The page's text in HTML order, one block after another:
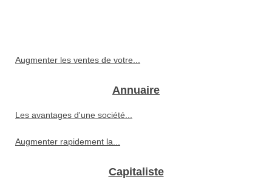
Augmenter les ventes de votre...
Annuaire
Les avantages d'une société...
Augmenter rapidement la...
Capitaliste